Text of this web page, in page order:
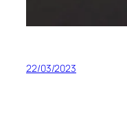
22/03/2023